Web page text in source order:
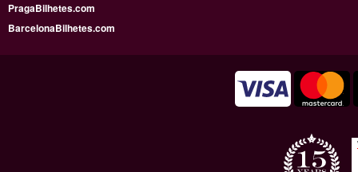
PragaBilhetes.com
BarcelonaBilhetes.com